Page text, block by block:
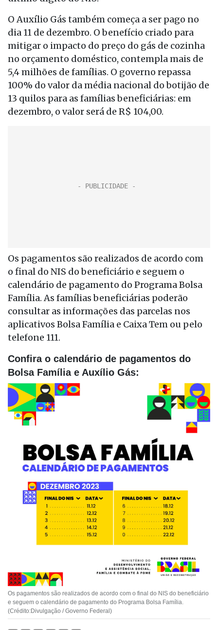
O Auxílio Gás também começa a ser pago no
dia 11 de dezembro. O benefício criado para
mitigar o impacto do preço do gás de cozinha
no orçamento doméstico, contempla mais de
5,4 milhões de famílias. O governo repassa
100% do valor da média nacional do botijão de
13 quilos para as famílias beneficiárias: em
dezembro, o valor será de R$ 104,00.
Os pagamentos são realizados de acordo com
o final do NIS do beneficiário e seguem o
calendário de pagamento do Programa Bolsa
Família. As famílias beneficiárias poderão
consultar as informações das parcelas nos
aplicativos Bolsa Família e Caixa Tem ou pelo
telefone 111.
Confira o calendário de pagamentos do
Bolsa Família e Auxílio Gás:
Os pagamentos são realizados de acordo com o final do NIS do beneficiário
e seguem o calendário de pagamento do Programa Bolsa Família.
(Crédito:Divulgação / Governo Federal)